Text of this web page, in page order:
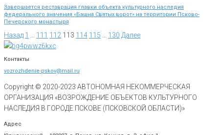
Завершается реставрация главки объекта культурного наследия
федерального значения «Башня Святых ворот» на территории Псково-
Печерского монастыря
Назад 1 111 112 113 114 115 130 Далее
Контакты
vozrozhdenie-pskov@mail.ru
Copyright © 2020-2023 АВТОНОМНАЯ НЕКОММЕРЧЕСКАЯ
ОРГАНИЗАЦИЯ «ВОЗРОЖДЕНИЕ ОБЪЕКТОВ КУЛЬТУРНОГО
НАСЛЕДИЯ В ГОРОДЕ ПСКОВЕ (ПСКОВСКОЙ ОБЛАСТИ)»
Адрес